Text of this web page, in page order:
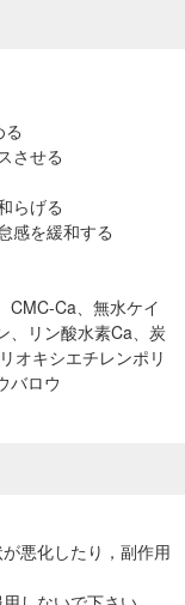
させる
らげる
感を緩和する
CMC-Ca、無水ケイ
、リン酸水素Ca、炭
オキシエチレンポリ
バロウ
悪化したり，副作用